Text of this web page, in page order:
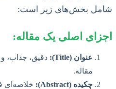
شامل بخش‌های زیر است:
اجزای اصلی یک مقاله:
عنوان (Title):
دقیق، جذاب،
مقاله.
چکیده (Abstract):
خلاصه‌ای